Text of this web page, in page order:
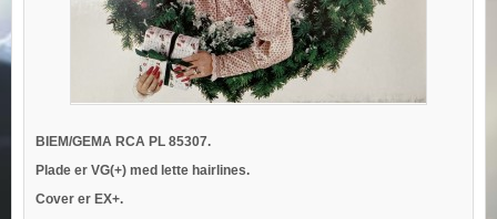
BIEM/GEMA RCA PL 85307.
Plade er VG(+) med lette hairlines.
Cover er EX+.